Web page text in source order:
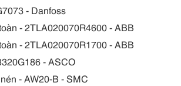
- Danfoss
- 2TLA020070R4600 - ABB
- 2TLA020070R1700 - ABB
- ASCO
- AW20-B - SMC